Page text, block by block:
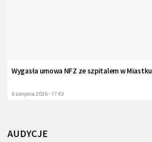
Wygasła umowa NFZ ze szpitalem w Miastku
6 sierpnia 2026 - 17:43
AUDYCJE